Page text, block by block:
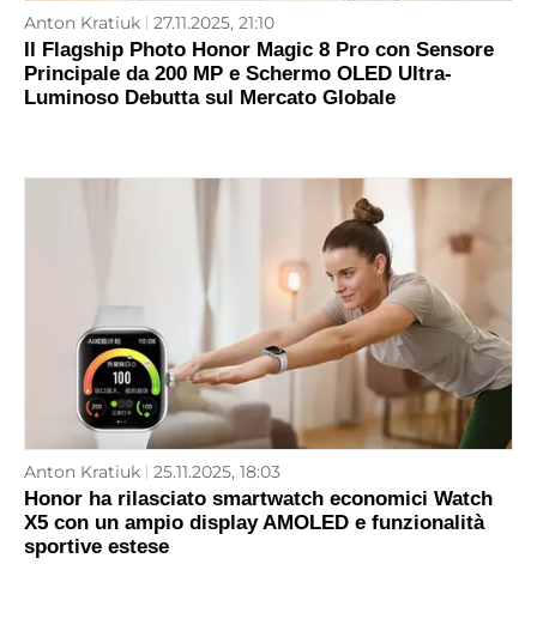
Anton Kratiuk 27.11.2025, 21:10
Il Flagship Photo Honor Magic 8 Pro con Sensore
Principale da 200 MP e Schermo OLED Ultra-
Luminoso Debutta sul Mercato Globale
Anton Kratiuk 25.11.2025, 18:03
Honor ha rilasciato smartwatch economici Watch
X5 con un ampio display AMOLED e funzionalità
sportive estese